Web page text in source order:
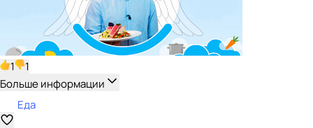
1
1
Больше информации
Еда